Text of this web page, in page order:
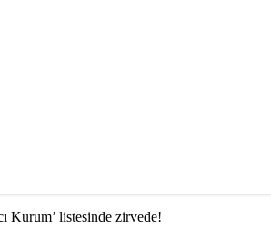
Kurum’ listesinde zirvede!